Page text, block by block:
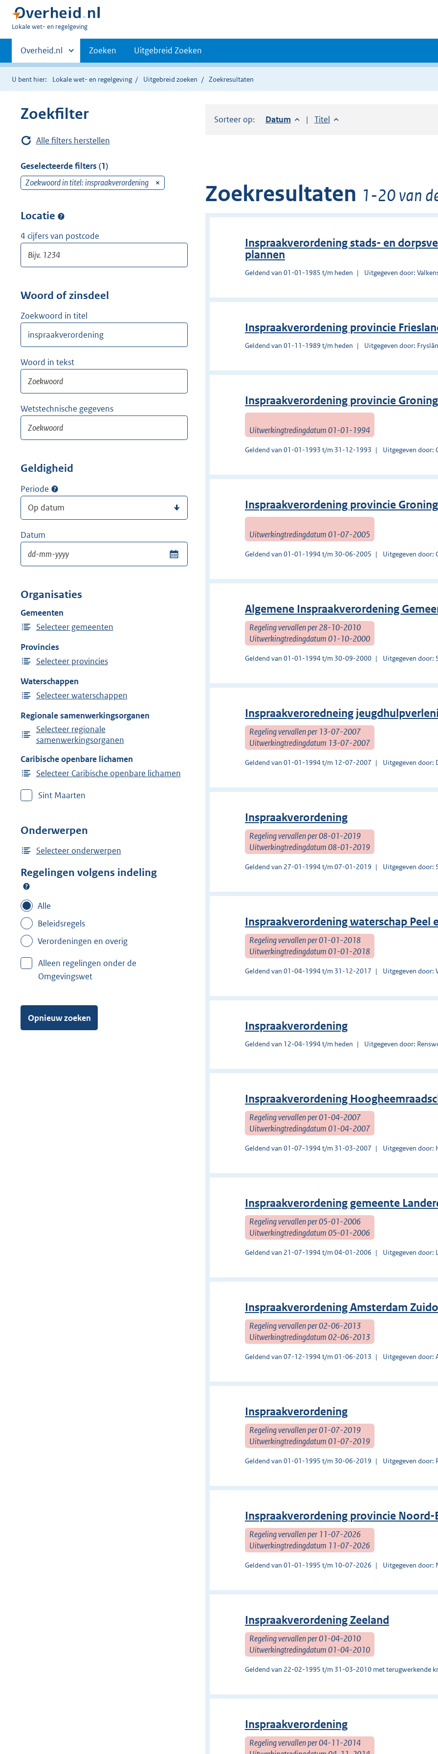
U
hier:
Lokale wet- en regelgeving
Primaire
navigatie
Andere
sites
binnen
Overheid.nl Zoeken Uitgebreid Zoeken
U bent hier: Lokale wet- en regelgeving Uitgebreid zoeken Zoekresultaten
Zoekfilter
Alle filters herstellen
Geselecteerde filters (1)
Zoekwoord in titel: inspraakverordening
Locatie
4 cijfers van postcode
Woord of zinsdeel
Zoekwoord in titel
Woord in tekst
Wetstechnische gegevens
Geldigheid
Periode
Datum
Organisaties
Gemeenten
Selecteer gemeenten
Provincies
Selecteer provincies
Waterschappen
Selecteer waterschappen
Regionale samenwerkingsorganen
Selecteer regionale
samenwerkingsorganen
Caribische openbare lichamen
Selecteer Caribische openbare lichamen
Sint Maarten
Onderwerpen
Selecteer onderwerpen
Regelingen volgens indeling
Alle
Beleidsregels
Verordeningen en overig
Alleen regelingen onder de
Omgevingswet
Opnieuw zoeken
Sorteer op: Sorteer op:
Datum aflopendSorteer op:
Titel oplopend
Zoekresultaten 1-20 van
Inspraakverordening stads- en
plannen
Geldend van 01-01-1985 t/m heden Uitgegeven door:
Inspraakverordening provincie
Geldend van 01-11-1989 t/m heden Uitgegeven door: Fryslân
Inspraakverordening provincie
Uitwerkingtredingdatum 01-01-1994
Geldend van 01-01-1993 t/m 31-12-1993 Uitgegeven door:
Inspraakverordening provincie
Uitwerkingtredingdatum 01-07-2005
Geldend van 01-01-1994 t/m 30-06-2005 Uitgegeven door:
Algemene Inspraakverordening
Regeling vervallen per 28-10-2010
Uitwerkingtredingdatum 01-10-2000
Geldend van 01-01-1994 t/m 30-09-2000 Uitgegeven door:
Inspraakveroredneing
Regeling vervallen per 13-07-2007
Uitwerkingtredingdatum 13-07-2007
Geldend van 01-01-1994 t/m 12-07-2007 Uitgegeven door:
Inspraakverordening
Regeling vervallen per 08-01-2019
Uitwerkingtredingdatum 08-01-2019
Geldend van 27-01-1994 t/m 07-01-2019 Uitgegeven door:
Inspraakverordening waterschap Peel
Regeling vervallen per 01-01-2018
Uitwerkingtredingdatum 01-01-2018
Geldend van 01-04-1994 t/m 31-12-2017 Uitgegeven door:
Inspraakverordening
Geldend van 12-04-1994 t/m heden Uitgegeven door:
Inspraakverordening
Regeling vervallen per 01-04-2007
Uitwerkingtredingdatum 01-04-2007
Geldend van 01-07-1994 t/m 31-03-2007 Uitgegeven door:
Inspraakverordening gemeente
Regeling vervallen per 05-01-2006
Uitwerkingtredingdatum 05-01-2006
Geldend van 21-07-1994 t/m 04-01-2006 Uitgegeven door:
Inspraakverordening Amsterdam
Regeling vervallen per 02-06-2013
Uitwerkingtredingdatum 02-06-2013
Geldend van 07-12-1994 t/m 01-06-2013 Uitgegeven door:
Inspraakverordening
Regeling vervallen per 01-07-2019
Uitwerkingtredingdatum 01-07-2019
Geldend van 01-01-1995 t/m 30-06-2019 Uitgegeven door:
Inspraakverordening provincie Noord-
Regeling vervallen per 11-07-2026
Uitwerkingtredingdatum 11-07-2026
Geldend van 01-01-1995 t/m 10-07-2026 Uitgegeven door:
Inspraakverordening Zeeland
Regeling vervallen per 01-04-2010
Uitwerkingtredingdatum 01-04-2010
Geldend van 22-02-1995 t/m 31-03-2010 met terugwerkende
Inspraakverordening
Regeling vervallen per 04-11-2014